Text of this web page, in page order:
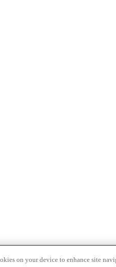
on your device to enhance site